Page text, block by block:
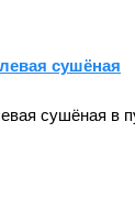
сушёная
сушёная в